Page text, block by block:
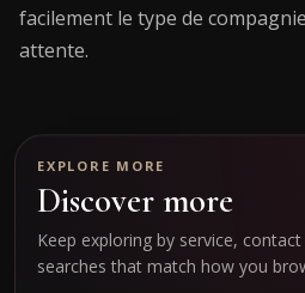
facilement le type de
attente.
EXPLORE MORE
Discover more
Keep exploring by service,
searches that match how you